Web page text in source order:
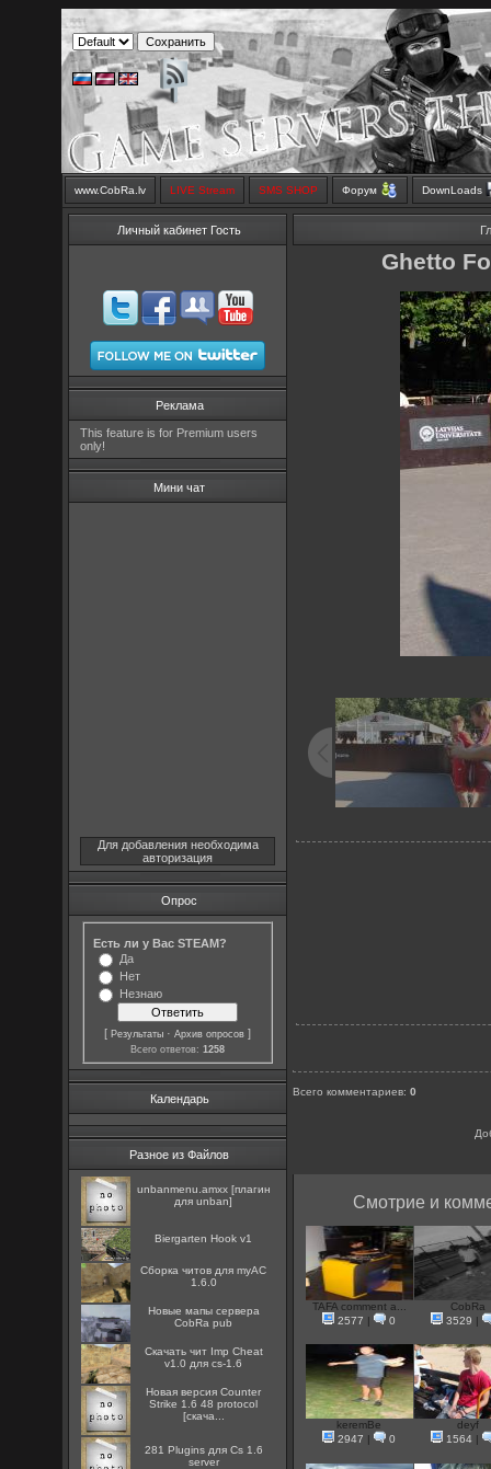
www.CobRa.lv LIVE Stream SMS SHOP Форум DownLoads
Личный кабинет Гость
Реклама
This feature is for Premium users
only!
Мини чат
Для добавления необходима
авторизация
Опрос
Есть ли у Вас STEAM?
Да
Нет
Незнаю
[Результаты ·Архив опросов ]
Всего ответов:1258
Календарь
Разное из Файлов
unbanmenu.amxx [плагин
для unban]
Biergarten Hook v1
Сборка читов для myAC
1.6.0
Новые мапы сервера
CobRa pub
Скачать чит Imp Cheat
v1.0 для cs-1.6
Новая версия Counter
Strike 1.6 48 protocol
[скача...
281 Plugins для Cs 1.6
server
Ghetto
Всего комментариев:0
Смотрие и
TAFA comment a...
2577
| 0
CobRa
3529
|
keremBe
2947
| 0
deyf
1564 |